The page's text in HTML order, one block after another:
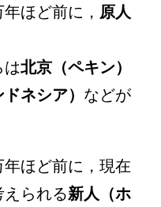
ほど前に， 原人
北京（ペキン）
ネシア） などが
ほど前に，現在
られる新人（ホ